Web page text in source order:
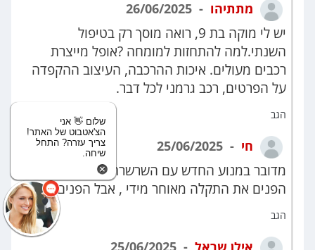
מתתיהו
יש לי מוקה בת 9, רואה מוסך רק בטיפול
השנתי.למה להתחזות למומחה ?אופל מייצרת
רכבים מעולים. איכות ההרכבה, העיצוב ההקפדה
על הפרטים, רכב גרמני לכל דבר.
הגב
חי
מדובר במנוע החדש עם השרשרת . הקונצרן
הפנים את התקלה מאוחר מידי , אבל הפנים ...
הגב
אילן שראל
שלום 👋 אני
הצ'אטבוט של האתר!
צריך עזרה? התחל
שיחה.